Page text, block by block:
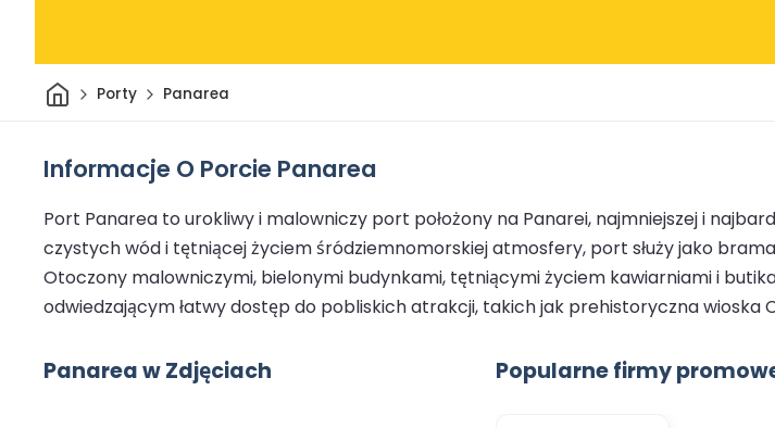
DomPorty Panarea
Informacje O Porcie Panarea
Port Panarea to urokliwy i malowniczy port położony na Panarei, najmniejszej i
czystych wód i tętniącej życiem śródziemnomorskiej atmosfery, port służy jako
Otoczony malowniczymi, bielonymi budynkami, tętniącymi życiem kawiarniami i
odwiedzającym łatwy dostęp do pobliskich atrakcji, takich jak prehistoryczna wioska
Panarea w Zdjęciach Popularne firmy